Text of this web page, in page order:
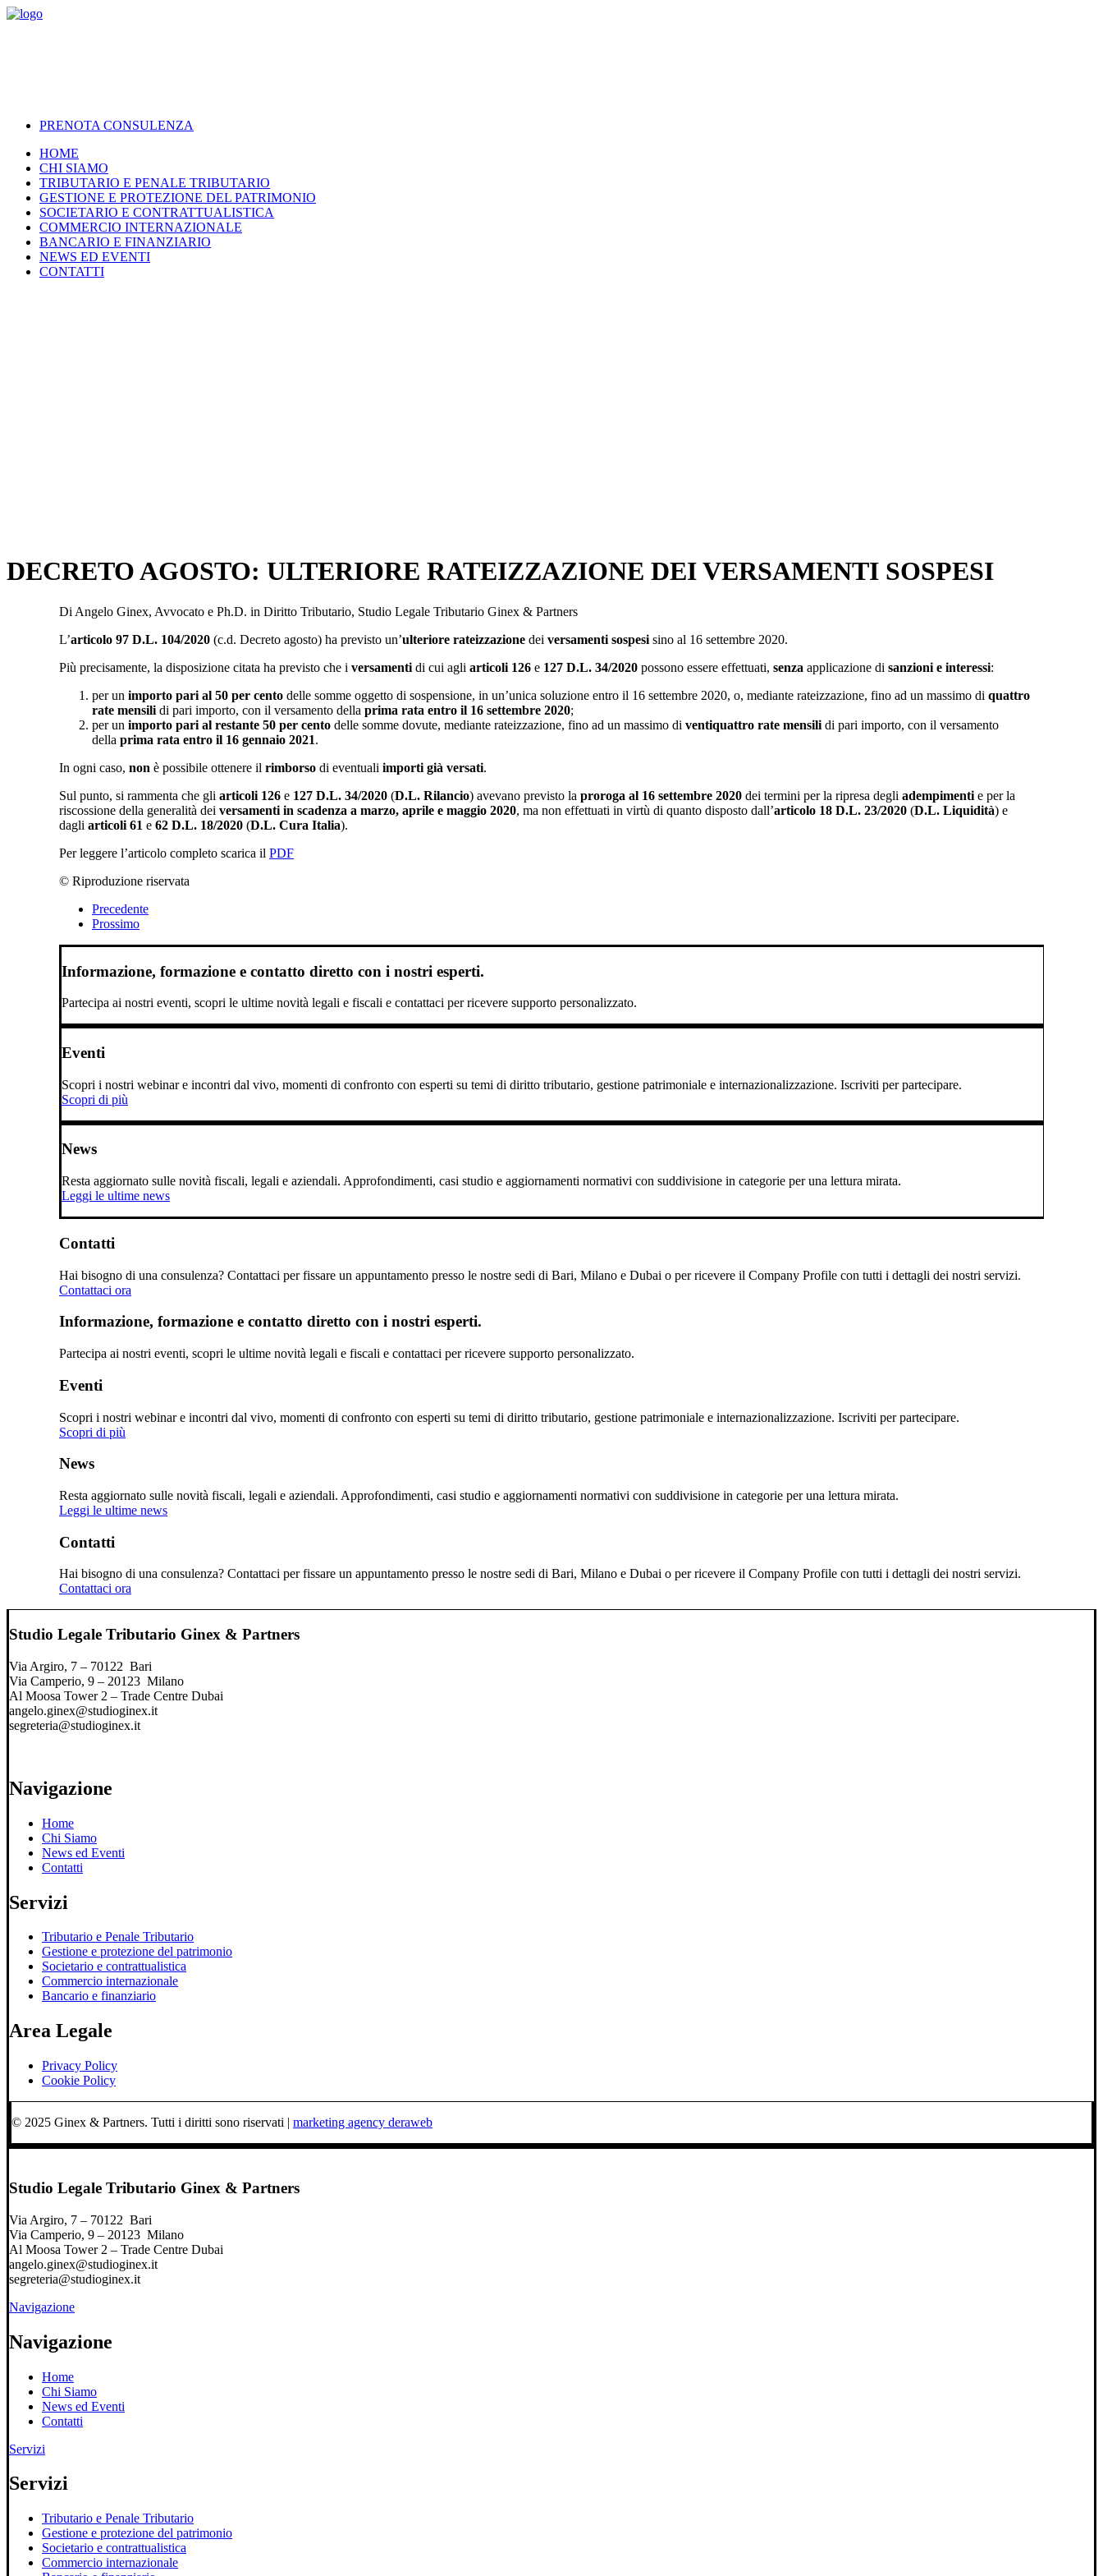
PRENOTA CONSULENZA
HOME
CHI SIAMO
TRIBUTARIO E PENALE TRIBUTARIO
GESTIONE E PROTEZIONE DEL PATRIMONIO
SOCIETARIO E CONTRATTUALISTICA
COMMERCIO INTERNAZIONALE
BANCARIO E FINANZIARIO
NEWS ED EVENTI
CONTATTI
DECRETO AGOSTO: ULTERIORE RATEIZZAZIONE DEI VERSAMENTI SOSPESI
Di Angelo Ginex, Avvocato e Ph.D. in Diritto Tributario, Studio Legale Tributario Ginex & Partners
L’articolo 97 D.L. 104/2020 (c.d. Decreto agosto) ha previsto un’ulteriore rateizzazione dei versamenti sospesi sino al 16 settembre 2020.
Più precisamente, la disposizione citata ha previsto che i versamenti di cui agli articoli 126 e 127 D.L. 34/2020 possono essere effettuati, senza applicazione di sanzioni e interessi:
per un importo pari al 50 per cento delle somme oggetto di sospensione, in un’unica soluzione entro il 16 settembre 2020, o, mediante rateizzazione, fino ad un massimo di quattro
rate mensili di pari importo, con il versamento della prima rata entro il 16 settembre 2020;
per un importo pari al restante 50 per cento delle somme dovute, mediante rateizzazione, fino ad un massimo di ventiquattro rate mensili di pari importo, con il versamento
della prima rata entro il 16 gennaio 2021.
In ogni caso, non è possibile ottenere il rimborso di eventuali importi già versati.
Sul punto, si rammenta che gli articoli 126 e 127 D.L. 34/2020 (D.L. Rilancio) avevano previsto la proroga al 16 settembre 2020 dei termini per la ripresa degli adempimenti e per la
riscossione della generalità dei versamenti in scadenza a marzo, aprile e maggio 2020, ma non effettuati in virtù di quanto disposto dall’articolo 18 D.L. 23/2020 (D.L. Liquidità) e
dagli articoli 61 e 62 D.L. 18/2020 (D.L. Cura Italia).
Per leggere l’articolo completo scarica il PDF
© Riproduzione riservata
Precedente
Prossimo
Informazione, formazione e contatto diretto con i nostri esperti.
Partecipa ai nostri eventi, scopri le ultime novità legali e fiscali e contattaci per ricevere supporto personalizzato.
Eventi
Scopri i nostri webinar e incontri dal vivo, momenti di confronto con esperti su temi di diritto tributario, gestione patrimoniale e internazionalizzazione. Iscriviti per partecipare.
Scopri di più
News
Resta aggiornato sulle novità fiscali, legali e aziendali. Approfondimenti, casi studio e aggiornamenti normativi con suddivisione in categorie per una lettura mirata.
Leggi le ultime news
Contatti
Hai bisogno di una consulenza? Contattaci per fissare un appuntamento presso le nostre sedi di Bari, Milano e Dubai o per ricevere il Company Profile con tutti i dettagli dei nostri servizi.
Contattaci ora
Informazione, formazione e contatto diretto con i nostri esperti.
Partecipa ai nostri eventi, scopri le ultime novità legali e fiscali e contattaci per ricevere supporto personalizzato.
Eventi
Scopri i nostri webinar e incontri dal vivo, momenti di confronto con esperti su temi di diritto tributario, gestione patrimoniale e internazionalizzazione. Iscriviti per partecipare.
Scopri di più
News
Resta aggiornato sulle novità fiscali, legali e aziendali. Approfondimenti, casi studio e aggiornamenti normativi con suddivisione in categorie per una lettura mirata.
Leggi le ultime news
Contatti
Hai bisogno di una consulenza? Contattaci per fissare un appuntamento presso le nostre sedi di Bari, Milano e Dubai o per ricevere il Company Profile con tutti i dettagli dei nostri servizi.
Contattaci ora
Studio Legale Tributario Ginex & Partners
Via Argiro, 7 – 70122 Bari
Via Camperio, 9 – 20123 Milano
Al Moosa Tower 2 – Trade Centre Dubai
angelo.ginex@studioginex.it
segreteria@studioginex.it
Navigazione
Home
Chi Siamo
News ed Eventi
Contatti
Servizi
Tributario e Penale Tributario
Gestione e protezione del patrimonio
Societario e contrattualistica
Commercio internazionale
Bancario e finanziario
Area Legale
Privacy Policy
Cookie Policy
© 2025 Ginex & Partners. Tutti i diritti sono riservati | marketing agency deraweb
Studio Legale Tributario Ginex & Partners
Via Argiro, 7 – 70122 Bari
Via Camperio, 9 – 20123 Milano
Al Moosa Tower 2 – Trade Centre Dubai
angelo.ginex@studioginex.it
segreteria@studioginex.it
Navigazione
Navigazione
Home
Chi Siamo
News ed Eventi
Contatti
Servizi
Servizi
Tributario e Penale Tributario
Gestione e protezione del patrimonio
Societario e contrattualistica
Commercio internazionale